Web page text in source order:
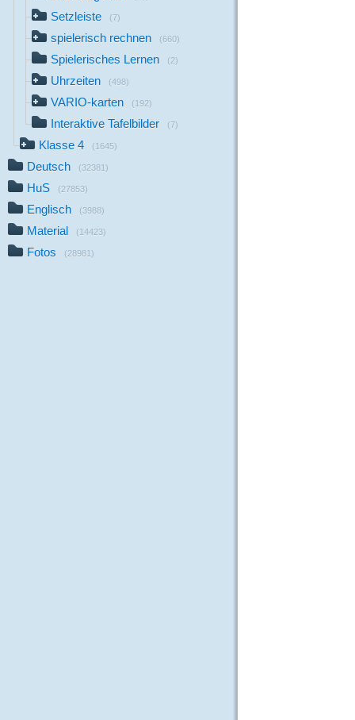
Setzleiste (7)
spielerisch rechnen (660)
Spielerisches Lernen (2)
Uhrzeiten (498)
VARIO-karten (192)
Interaktive Tafelbilder (7)
Klasse 4 (1645)
Deutsch (32381)
HuS (27853)
Englisch (3988)
Material (14423)
Fotos (28981)